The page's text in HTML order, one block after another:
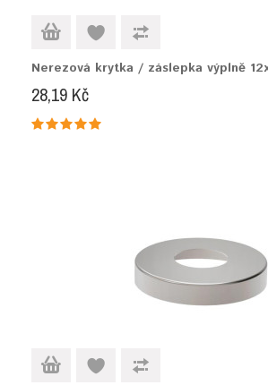
Nerezová krytka / záslepka výplně
28,19 Kč